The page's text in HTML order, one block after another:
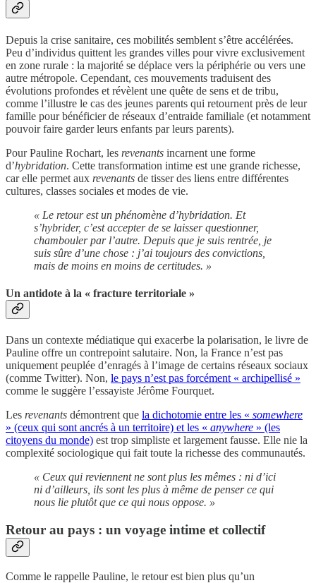
Depuis la crise sanitaire, ces mobilités semblent s’être accélérées.
Peu d’individus quittent les grandes villes pour vivre exclusivement
en zone rurale : la majorité se déplace vers la périphérie ou vers une
autre métropole. Cependant, ces mouvements traduisent des
évolutions profondes et révèlent une quête de sens et de tribu,
comme l’illustre le cas des jeunes parents qui retournent près de leur
famille pour bénéficier de réseaux d’entraide familiale (et notamment
pouvoir faire garder leurs enfants par leurs parents).
Pour Pauline Rochart, les revenants incarnent une forme
d’hybridation. Cette transformation intime est une grande richesse,
car elle permet aux revenants de tisser des liens entre différentes
cultures, classes sociales et modes de vie.
« Le retour est un phénomène d’hybridation. Et
s’hybrider, c’est accepter de se laisser questionner,
chambouler par l’autre. Depuis que je suis rentrée, je
suis sûre d’une chose : j’ai toujours des convictions,
mais de moins en moins de certitudes. »
Un antidote à la « fracture territoriale »
Dans un contexte médiatique qui exacerbe la polarisation, le livre de
Pauline offre un contrepoint salutaire. Non, la France n’est pas
uniquement peuplée d’enragés à l’image de certains réseaux sociaux
(comme Twitter). Non, le pays n’est pas forcément « archipellisé »
comme le suggère l’essayiste Jérôme Fourquet.
Les revenants démontrent que la dichotomie entre les « somewhere
» (ceux qui sont ancrés à un territoire) et les « anywhere » (les
citoyens du monde) est trop simpliste et largement fausse. Elle nie la
complexité sociologique qui fait toute la richesse des communautés.
« Ceux qui reviennent ne sont plus les mêmes : ni d’ici
ni d’ailleurs, ils sont les plus à même de penser ce qui
nous lie plutôt que ce qui nous oppose. »
Retour au pays : un voyage intime et collectif
Comme le rappelle Pauline, le retour est bien plus qu’un